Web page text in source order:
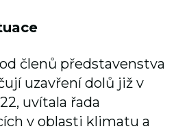
členů představenstva
uzavření dolů již v
uvítala řada
v oblasti klimatu a